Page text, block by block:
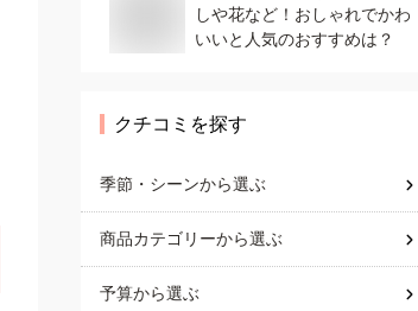
しや花など！おしゃれでかわ
いいと人気のおすすめは？
クチコミを探す
季節・シーンから選ぶ
商品カテゴリーから選ぶ
予算から選ぶ